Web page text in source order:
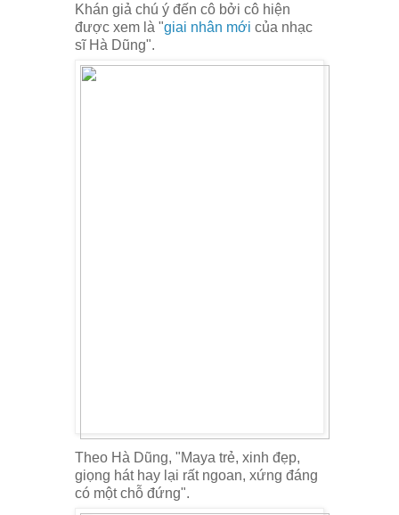
Khán giả chú ý đến cô bởi cô hiện
được xem là "giai nhân mới của nhạc
sĩ Hà Dũng".
Theo Hà Dũng, "Maya trẻ, xinh đẹp,
giọng hát hay lại rất ngoan, xứng đáng
có một chỗ đứng".